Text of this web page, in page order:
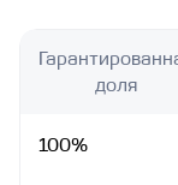
доля
100%